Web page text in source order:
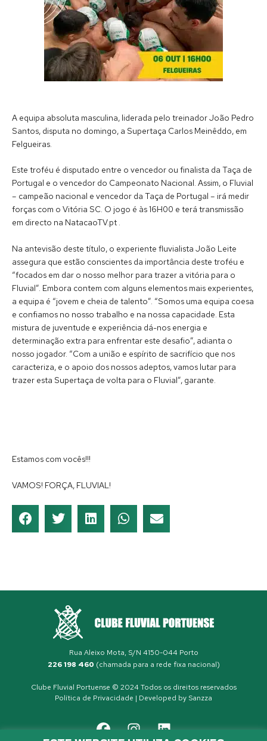
A equipa absoluta masculina, liderada pelo treinador João Pedro
Santos, disputa no domingo, a Supertaça Carlos Meinêddo, em
Felgueiras.
Este troféu é disputado entre o vencedor ou finalista da Taça de
Portugal e o vencedor do Campeonato Nacional. Assim, o Fluvial
– campeão nacional e vencedor da Taça de Portugal – irá medir
forças com o Vitória SC. O jogo é às 16H00 e terá transmissão
em directo na NatacaoTV.pt .
Na antevisão deste título, o experiente fluvialista João Leite
assegura que estão conscientes da importância deste troféu e
“focados em dar o nosso melhor para trazer a vitória para o
Fluvial”. Embora contem com alguns elementos mais experientes,
a equipa é “jovem e cheia de talento”. “Somos uma equipa coesa
e confiamos no nosso trabalho e na nossa capacidade. Esta
mistura de juventude e experiência dá-nos energia e
determinação extra para enfrentar este desafio”, adianta o
nosso jogador. “Com a união e espírito de sacrifício que nos
caracteriza, e o apoio dos nossos adeptos, vamos lutar para
trazer esta Supertaça de volta para o Fluvial”, garante.
Estamos com vocês!!!
VAMOS! FORÇA, FLUVIAL!
Rua Aleixo Mota, S/N 4150-044 Porto
226 198 460 (chamada para a rede fixa nacional)
Clube Fluvial Portuense © 2024 Todos os direitos reservados
Política de Privacidade | Developed by Sanzza